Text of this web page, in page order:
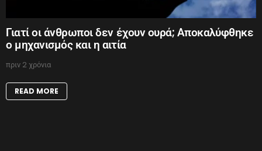
Γιατί οι άνθρωποι δεν έχουν ουρά; Αποκαλύφθηκε
ο μηχανισμός και η αιτία
πριν 2 χρόνια
READ MORE